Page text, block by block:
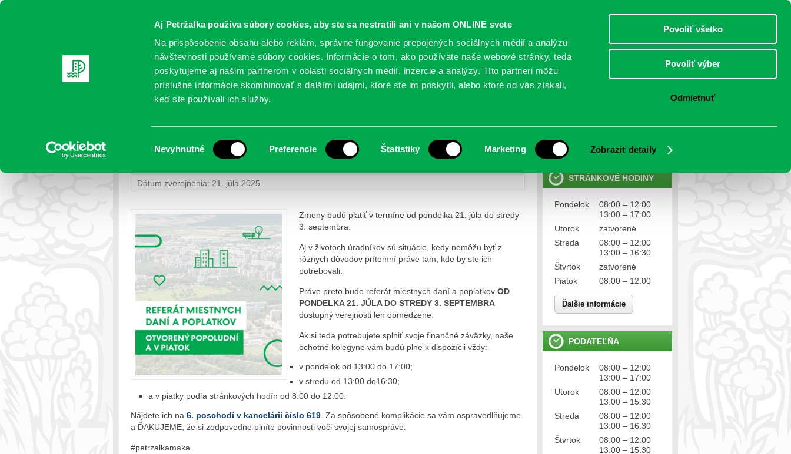
Aj Petržalka používa súbory cookies, aby ste sa nestratili ani v našom ONLINE svete
Na prispôsobenie obsahu alebo reklám, správne fungovanie prepojených sociálnych médií a analýzu
návštevnosti používame súbory cookies. Informácie o tom, ako používate naše webové stránky, teda
poskytujeme aj našim partnerom v oblasti sociálnych médií, inzercie a analýzy. Títo partneri môžu
príslušné informácie skombinovať s ďalšími údajmi, ktoré ste im poskytli, alebo ktoré od vás získali,
keď ste používali ich služby.
súhlasu
Nevyhnutné Preferencie Štatistiky Marketing Zobraziť detaily
Povoliť všetko
Povoliť výber
Odmietnuť
Oficiálne stránky
PETRŽALSKÉ KONTO
AKTUALITY SAMOSPRÁVA ORGANIZÁCIE OBLASTI NOVINY MAPY TLAČIVÁ KONTAKTY
Ochrana osobných údajov
STRÁNKOVÉ HODINY
Pondelok
08:00 – 12:00
13:00 – 17:00
Utorok
zatvorené
Streda
08:00 – 12:00
13:00 – 16:30
Štvrtok
zatvorené
Piatok
08:00 – 12:00
Ďalšie informácie
PODATEĽŇA
Pondelok
08:00 – 12:00
13:00 – 17:00
Utorok
08:00 – 12:00
13:00 – 15:30
Streda
08:00 – 12:00
13:00 – 16:30
Štvrtok
08:00 – 12:00
13:00 – 15:30
OZNAM: V pondelok a v stredu vybavíte dane a poplatky iba popoludní
Petržalka>Život v samospráve
> OZNAM: V pondelok a v stredu vybavíte dane a poplatky iba
Dátum zverejnenia: 21. júla 2025
Zmeny budú platiť v termíne od pondelka 21. júla do stredy
3. septembra.
Aj v životoch úradníkov sú situácie, kedy nemôžu byť z
rôznych dôvodov prítomní práve tam, kde by ste ich
potrebovali.
Práve preto bude referát miestnych daní a poplatkov OD
PONDELKA 21. JÚLA DO STREDY 3. SEPTEMBRA
dostupný verejnosti len obmedzene.
Ak si teda potrebujete splniť svoje finančné záväzky, naše
ochotné kolegyne vám budú plne k dispozícii vždy:
v pondelok od 13:00 do 17:00;
v stredu od 13:00 do16:30;
a v piatky podľa stránkových hodín od 8:00 do 12:00.
Nájdete ich na 6. poschodí v kancelárii číslo 619 Za spôsobené komplikácie sa vám ospravedlňujeme
a ĎAKUJEME, že si zodpovedne plníte povinnosti voči svojej samospráve.
#petrzalkamaka